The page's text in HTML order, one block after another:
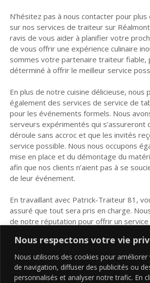
Nous respectons votre vie
Nous utilisons des cookies pour améliorer
de navigation, diffuser des publicités ou
personnalisés et analyser notre trafic. En
N’hésitez pas à nous contacter pour plus
sur nos services de traiteur sur
ravis de vous aider à planifier votre
de vous offrir une expérience culinaire
sommes votre partenaire traiteur fiable,
déterminé à offrir le meilleur service
En plus de notre cuisine délicieuse, nous
également des services de service de
pour les événements formels. Nous
serveurs expérimentés qui s’assureront
déroule sans accroc et que les invités
service possible. Nous nous occupons
mise en place et du démontage du
afin que nos clients n’aient pas à se
de leur événement.
En travaillant avec Patrick-Traiteur 81,
assuré que tout sera pris en charge.
de notre réputation pour offrir un service
cette réputation. Nous sommes
clients une expérience culinaire
gravée dans leur mémoire pour les